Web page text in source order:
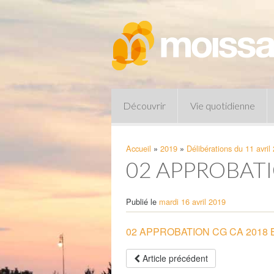
Découvrir Vie quotidienne
Pharmacies de garde
Accueil » 2019 » Délibérations du 11 avril
02
Publié le mardi 16 avril 2019
02 APPROBATION CG CA 2018
Article précédent